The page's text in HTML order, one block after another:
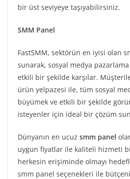
bir üst seviyeye taşıyabilirsiniz.
SMM Panel
FastSMM, sektörün en iyisi olan
sunarak, sosyal medya pazarlama
etkili bir şekilde karşılar.
ürün yelpazesi ile, tüm sosyal
büyümek ve etkili bir şekilde
isteyenler için ideal bir çözüm
Dünyanın en ucuz smm panel
uygun fiyatlar ile kaliteli hizmeti
herkesin erişiminde olmayı
smm panel seçenekleri ile